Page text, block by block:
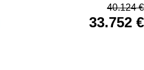
40.124€
33.752 €